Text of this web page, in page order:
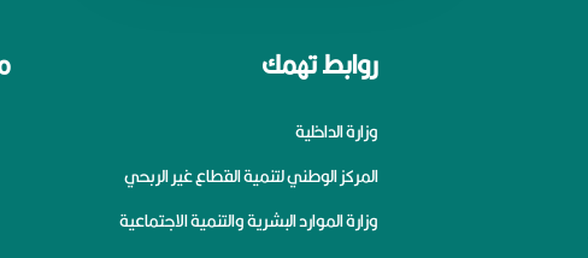
روابط تهمك
وزارة الداخلية
المركز الوطني لتنمية القطاع غير الربحي
وزارة الموارد البشرية والتنمية الاجتماعية